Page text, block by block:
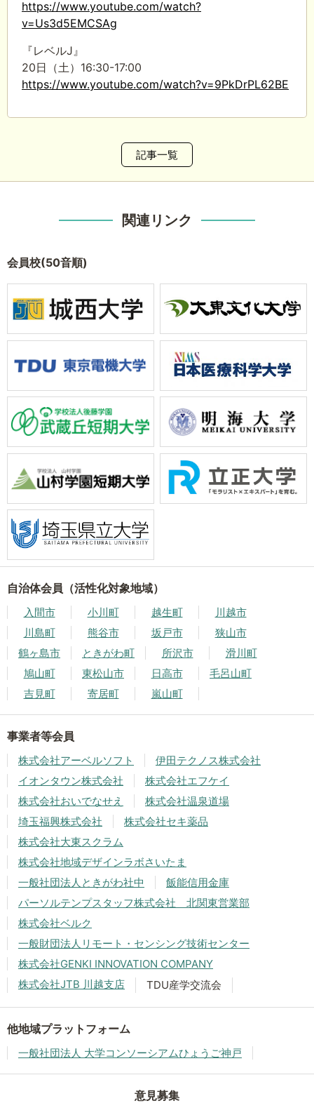
https://www.youtube.com/watch?
v=Us3d5EMCSAg
『レベルJ』
20日（土）16:30-17:00
https://www.youtube.com/watch?v=9PkDrPL62BE
記事一覧
関連リンク
会員校(50音順)
自治体会員（活性化対象地域）
入間市 小川町 越生町
川越市
川島町
熊谷市 坂戸市
狭山市
鶴ヶ島市
ときがわ町 所沢市
滑川町
鳩山町
東松山市 日高市
毛呂山町
吉見町
寄居町 嵐山町
事業者等会員
株式会社アーベルソフト
伊田テクノス株式会社
イオンタウン株式会社
株式会社エフケイ
株式会社おいでなせえ
株式会社温泉道場
埼玉福興株式会社
株式会社セキ薬品
株式会社大東スクラム
株式会社地域デザインラボさいたま
一般社団法人ときがわ社中
飯能信用金庫
パーソルテンプスタッフ株式会社 北関東営業部
株式会社ベルク
一般財団法人リモート・センシング技術センター
株式会社GENKI INNOVATION COMPANY
株式会社JTB 川越支店
TDU産学交流会
他地域プラットフォーム
一般社団法人 大学コンソーシアムひょうご神戸
意見募集